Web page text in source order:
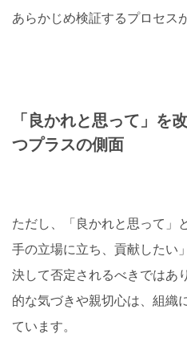
あらかじめ検証するプロセス
「良かれと思って」を
つプラスの側面
ただし、「良かれと思って」
手の立場に立ち、貢献したい
決して否定されるべきではあ
的な気づきや親切心は、組織
ています。